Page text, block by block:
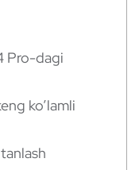
Pro-dagi
ko’lamli